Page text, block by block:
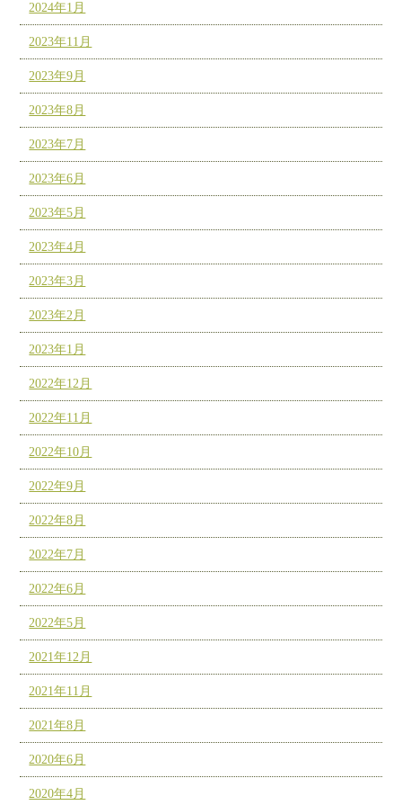
2024年1月
2023年11月
2023年9月
2023年8月
2023年7月
2023年6月
2023年5月
2023年4月
2023年3月
2023年2月
2023年1月
2022年12月
2022年11月
2022年10月
2022年9月
2022年8月
2022年7月
2022年6月
2022年5月
2021年12月
2021年11月
2021年8月
2020年6月
2020年4月